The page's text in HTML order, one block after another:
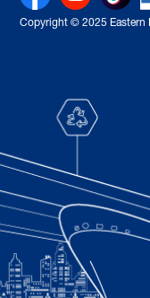
Copyright © 2025 Eastern